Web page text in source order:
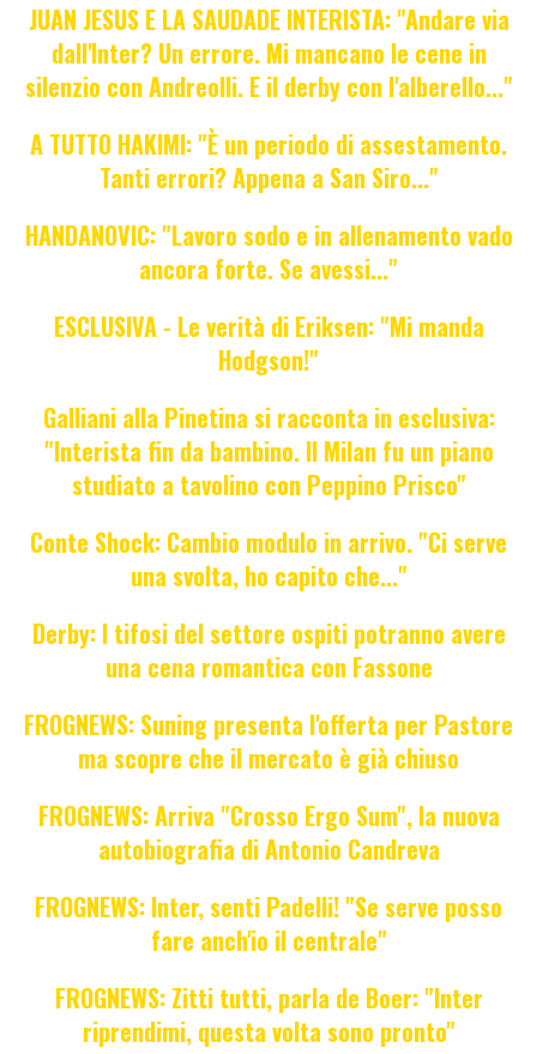
JUAN JESUS E LA SAUDADE INTERISTA: "Andare via
dall'Inter? Un errore. Mi mancano le cene in
silenzio con Andreolli. E il derby con l'alberello..."
A TUTTO HAKIMI: "È un periodo di assestamento.
Tanti errori? Appena a San Siro..."
HANDANOVIC: "Lavoro sodo e in allenamento vado
ancora forte. Se avessi..."
ESCLUSIVA - Le verità di Eriksen: "Mi manda
Hodgson!"
Galliani alla Pinetina si racconta in esclusiva:
"Interista fin da bambino. Il Milan fu un piano
studiato a tavolino con Peppino Prisco"
Conte Shock: Cambio modulo in arrivo. "Ci serve
una svolta, ho capito che..."
Derby: I tifosi del settore ospiti potranno avere
una cena romantica con Fassone
FROGNEWS: Suning presenta l'offerta per Pastore
ma scopre che il mercato è già chiuso
FROGNEWS: Arriva "Crosso Ergo Sum", la nuova
autobiografia di Antonio Candreva
FROGNEWS: Inter, senti Padelli! "Se serve posso
fare anch'io il centrale"
FROGNEWS: Zitti tutti, parla de Boer: "Inter
riprendimi, questa volta sono pronto"